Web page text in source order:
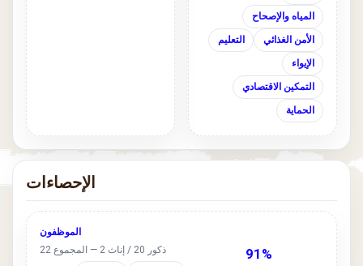
المياه والإصحاح
الأمن الغذائي التعليم
الإيواء
التمكين الاقتصادي
الحماية
الإحصاءات
91%
الموظفون
ذكور 20 / إناث 2 — المجموع 22